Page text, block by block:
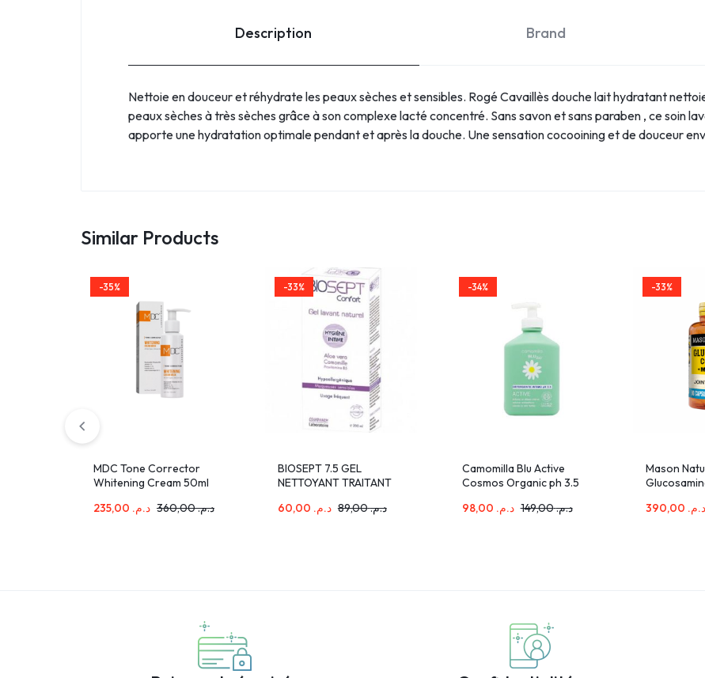
Description Brand
Nettoie en douceur et réhydrate les peaux sèches et sensibles. Rogé Cavaillès douche lait hydratant
peaux sèches à très sèches grâce à son complexe lacté concentré. Sans savon et sans paraben , ce soin
apporte une hydratation optimale pendant et après la douche. Une sensation cocooining et de douceur
Similar Products
-35%
MDC Tone Corrector
Whitening Cream 50ml
د.م.
د.م.360,00
-33%
BIOSEPT 7.5 GEL
NETTOYANT TRAITANT
VERA 200 ML
د.م. د.م.89,00
-34%
Camomilla Blu Active
Cosmos Organic ph 3.5
د.م. د.م.149,00
-33%
Mason
90C
د.م.